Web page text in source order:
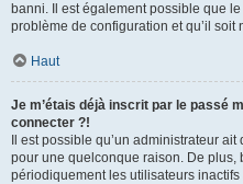
banni. Il est également possible que
problème de configuration et qu’il soit
Haut
Je m’étais déjà inscrit par le passé
connecter ?!
Il est possible qu’un administrateur
pour une quelconque raison. De plus,
périodiquement les utilisateurs